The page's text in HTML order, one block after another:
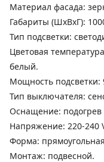
Материал фасада:
Габариты (ШхВхГ):
Тип подсветки:
Цветовая
белый.
Мощность подсветки:
Тип выключателя:
Оснащение: подогрев
Напряжение: 220-240
Форма:
Монтаж: подвесной.